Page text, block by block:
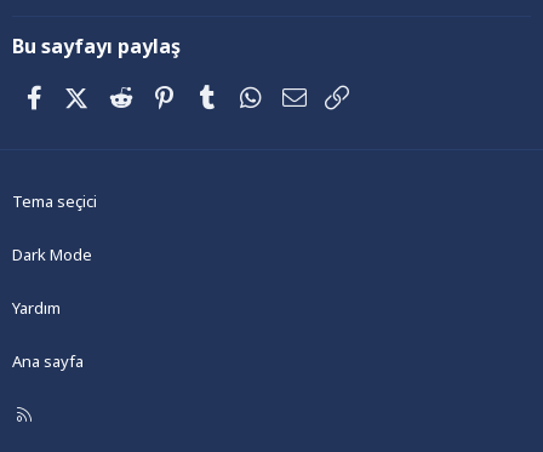
Bu sayfayı paylaş
FacebookX (Twitter)
Reddit PinterestTumblrWhatsApp
E-posta
Tema seçici
Dark Mode
Yardım
Ana sayfa
R